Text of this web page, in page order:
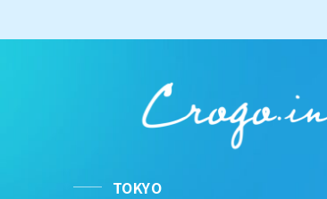
TOKYO